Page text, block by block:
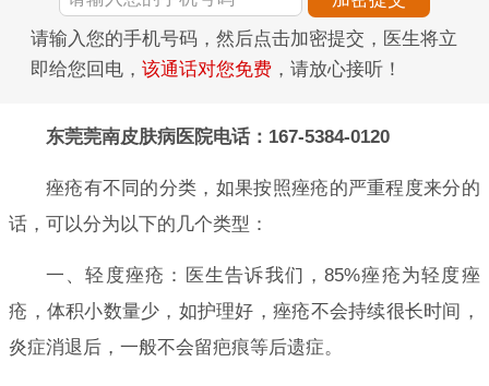
请输入您的手机号码，然后点击加密提交，医生将立
即给您回电， 该通话对您免费 ，请放心接听！
东莞莞南皮肤病医院电话：167-5384-0120
痤疮有不同的分类，如果按照痤疮的严重程度来分的
话，可以分为以下的几个类型：
一、轻度痤疮：医生告诉我们，85%痤疮为轻度痤
疮，体积小数量少，如护理好，痤疮不会持续很长时间，
炎症消退后，一般不会留疤痕等后遗症。